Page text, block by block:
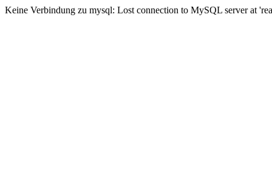
Keine Verbindung zu mysql: Lost connection to MySQL server at